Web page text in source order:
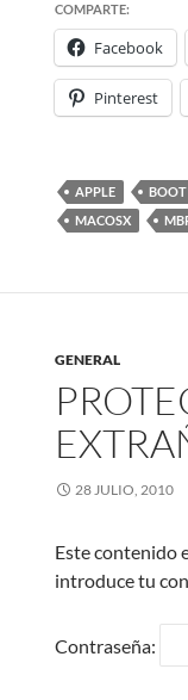
COMPARTE:
Facebook
Pinterest
APPLE BOOT
MACOSX
GENERAL
28 JULIO, 2010
Este contenido
introduce tu
Contraseña: